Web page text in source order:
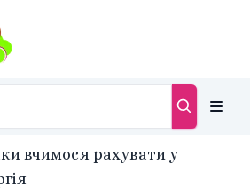
вчимося рахувати у